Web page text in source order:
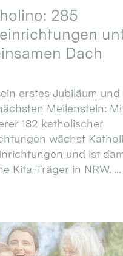
285
Dach
erstes Jubiläum
Meilenstein:
182 katholischer
wächst
und ist
Kita-Träger in NRW. ...